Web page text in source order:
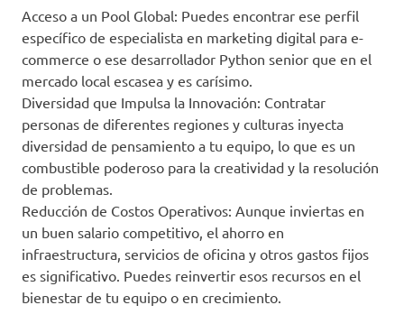
Acceso a un Pool Global: Puedes encontrar ese perfil
específico de especialista en marketing digital para e-
commerce o ese desarrollador Python senior que en el
mercado local escasea y es carísimo.
Diversidad que Impulsa la Innovación: Contratar
personas de diferentes regiones y culturas inyecta
diversidad de pensamiento a tu equipo, lo que es un
combustible poderoso para la creatividad y la resolución
de problemas.
Reducción de Costos Operativos: Aunque inviertas en
un buen salario competitivo, el ahorro en
infraestructura, servicios de oficina y otros gastos fijos
es significativo. Puedes reinvertir esos recursos en el
bienestar de tu equipo o en crecimiento.